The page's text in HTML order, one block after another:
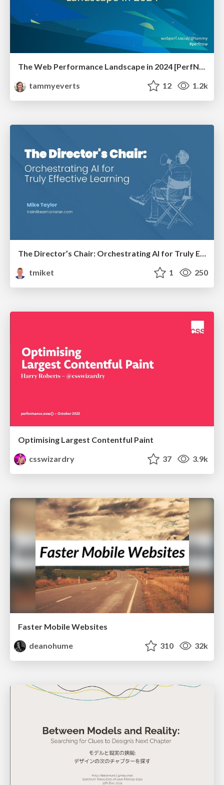
The Web Performance Landscape in 2024 [PerfNow 2024]
tammyeverts
12 1.2k
The Director’s Chair: Orchestrating AI for Truly Effective Learning
tmiket
1 250
Optimising Largest Contentful Paint
csswizardry
37 3.9k
Faster Mobile Websites
deanohume
310 32k